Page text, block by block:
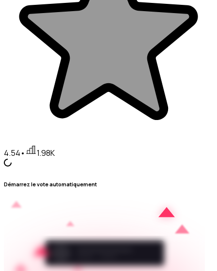
4.54• 1.98K
Démarrez le vote automatiquement